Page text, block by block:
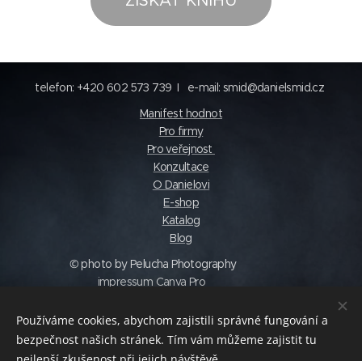
telefon: +420 602 573 739 I e-mail: smid@danielsmid.cz
Manifest hodnot
Pro firmy
Pro veřejnost
Konzultace
O Danielovi
E-shop
Katalog
Blog
© photo by Pelucha Photography
impressum Canva Pro
Obchodní podmínky
Prohlášení o ochraně osobních údajů
Cookies
Používáme cookies, abychom zajistili správné fungování a
bezpečnost našich stránek. Tím vám můžeme zajistit tu